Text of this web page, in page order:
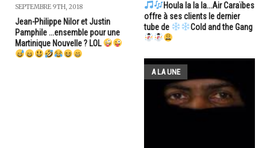
SEPTEMBRE 9TH, 2018
Jean-Philippe Nilor et Justin
Pamphile ...ensemble pour une
Martinique Nouvelle ? LOL
Houla la la la...Air Caraïbes
offre à ses clients le dernier
tube de
Cold and the Gang
A LA UNE